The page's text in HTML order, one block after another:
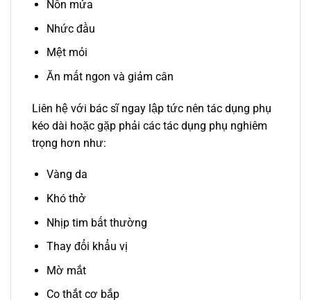
Nôn mửa
Nhức đầu
Mệt mỏi
Ăn mất ngon và giảm cân
Liên hệ với bác sĩ ngay lập tức nên tác dụng phụ
kéo dài hoặc gặp phải các tác dụng phụ nghiêm
trọng hơn như:
Vàng da
Khó thở
Nhịp tim bất thường
Thay đổi khẩu vị
Mờ mắt
Co thắt cơ bắp